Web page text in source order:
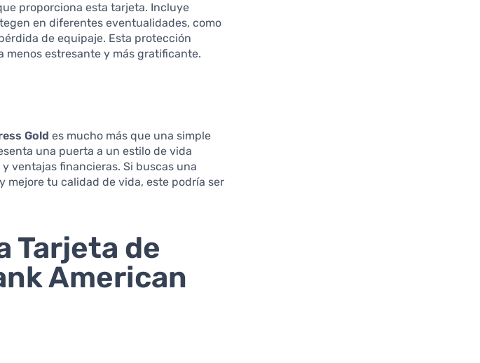
proporciona esta tarjeta. Incluye
en diferentes eventualidades, como
de equipaje. Esta protección
estresante y más gratificante.
Gold es mucho más que una simple
una puerta a un estilo de vida
ventajas financieras. Si buscas una
mejore tu calidad de vida, este podría ser
Tarjeta de
American